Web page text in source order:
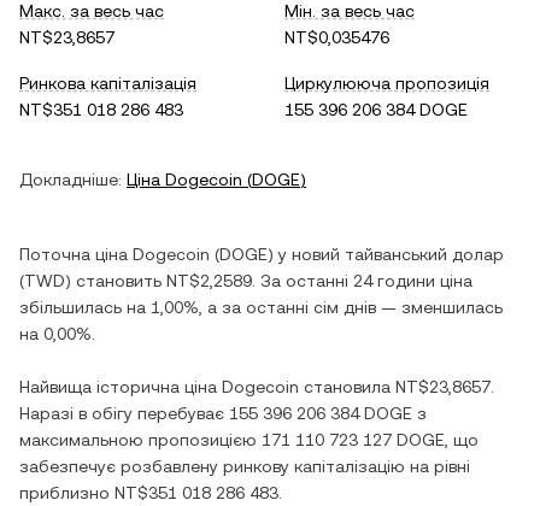
Макс. за весь час
NT$23,8657
Мін. за весь час
NT$0,035476
Ринкова капіталізація
NT$351 018 286 483
Циркулююча пропозиція
155 396 206 384 DOGE
Докладніше: Ціна Dogecoin (DOGE)
Поточна ціна Dogecoin (DOGE) у новий тайванський долар
(TWD) становить NT$2,2589 . За останні 24 години ціна
збільшилась на 1,00% , а за останні сім днів — зменшилась
на 0,00%
Найвища історична ціна Dogecoin становила NT$23,8657
Наразі в обігу перебуває 155 396 206 384 DOGE з
максимальною пропозицією 171 110 723 127 DOGE , що
забезпечує розбавлену ринкову капіталізацію на рівні
приблизно NT$351 018 286 483